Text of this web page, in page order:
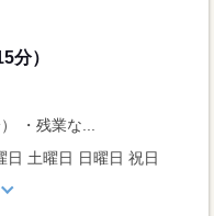
分）
・残業な...
日 土曜日 日曜日 祝日